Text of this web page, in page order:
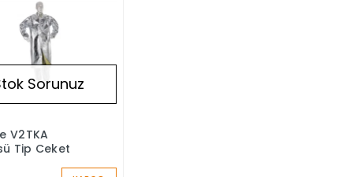
Stokta Yok
Sorunuz
V2TKA
Tip Ceket